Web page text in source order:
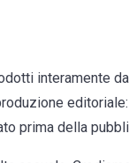
interamente
prima della